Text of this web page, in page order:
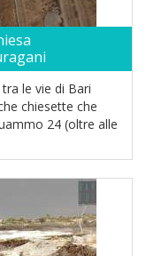
le vie di Bari
chiesette che
24 (oltre alle